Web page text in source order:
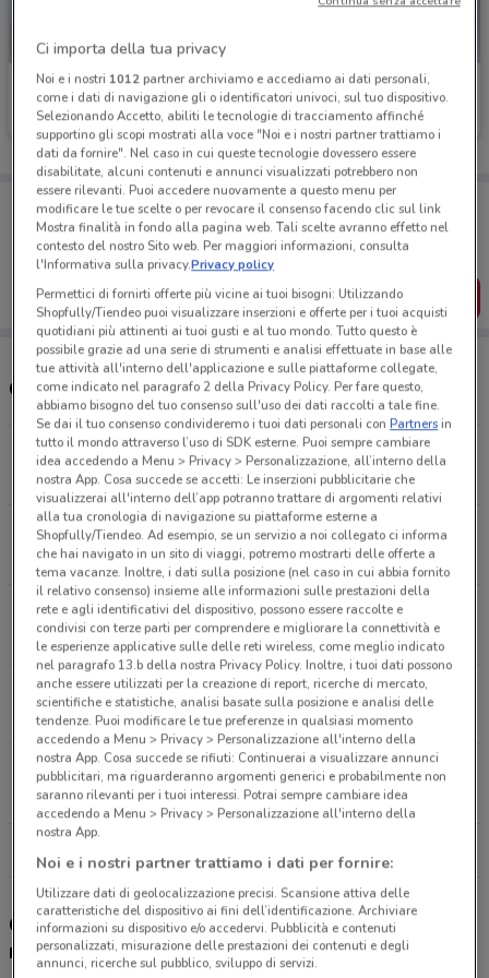
Euronics
Scade il 19/08 994 m
Euronics
Scade il 19/08
Porta DoveConviene sempre con te!
Puoi trovare le migliori offerte dei negozi vicino a te,
salvarle e creare la tua lista del risparmio, comodamente
dal tuo cellulare.
SCARICA L’APP
Orari e Indirizzi Euronics
V.Le Cadorna,42 Montevarchi
993 m
APERTO
Strada D, N.1 - San Zeno Arezzo
23.8 km
APERTO
Viale Amendola Arezzo
24.2 km
APERTO
Viale Mecenate, 2 Arezzo
26.4 km
APERTO
Località Palazzetto Bibbiena
26.9 km
APERTO
Gli sconti del nuovo volantino Euronics e i
negozi
Ci importa della tua privacy
Noi e i nostri 1012partner archiviamo e accediamo ai dati personali,
come i dati di navigazione gli o identificatori univoci, sul tuo dispositivo.
Selezionando Accetto, abiliti le tecnologie di tracciamento affinché
supportino gli scopi mostrati alla voce "Noi e i nostri partner trattiamo i
dati da fornire". Nel caso in cui queste tecnologie dovessero essere
disabilitate, alcuni contenuti e annunci visualizzati potrebbero non
essere rilevanti. Puoi accedere nuovamente a questo menu per
modificare le tue scelte o per revocare il consenso facendo clic sul link
Mostra finalità in fondo alla pagina web. Tali scelte avranno effetto nel
contesto del nostro Sito web. Per maggiori informazioni, consulta
l'Informativa sulla privacy.Privacy policy
Permettici di fornirti offerte più vicine ai tuoi bisogni: Utilizzando
Shopfully/Tiendeo puoi visualizzare inserzioni e offerte per i tuoi acquisti
quotidiani più attinenti ai tuoi gusti e al tuo mondo. Tutto questo è
possibile grazie ad una serie di strumenti e analisi effettuate in base alle
tue attività all'interno dell'applicazione e sulle piattaforme collegate,
come indicato nel paragrafo 2 della Privacy Policy. Per fare questo,
abbiamo bisogno del tuo consenso sull'uso dei dati raccolti a tale fine.
Se dai il tuo consenso condivideremo i tuoi dati personali conPartnersin
tutto il mondo attraverso l’uso di SDK esterne. Puoi sempre cambiare
idea accedendo a Menu > Privacy > Personalizzazione, all’interno della
nostra App. Cosa succede se accetti: Le inserzioni pubblicitarie che
visualizzerai all'interno dell’app potranno trattare di argomenti relativi
alla tua cronologia di navigazione su piattaforme esterne a
Shopfully/Tiendeo. Ad esempio, se un servizio a noi collegato ci informa
che hai navigato in un sito di viaggi, potremo mostrarti delle offerte a
tema vacanze. Inoltre, i dati sulla posizione (nel caso in cui abbia fornito
il relativo consenso) insieme alle informazioni sulle prestazioni della
rete e agli identificativi del dispositivo, possono essere raccolte e
condivisi con terze parti per comprendere e migliorare la connettività e
le esperienze applicative sulle delle reti wireless, come meglio indicato
nel paragrafo 13.b della nostra Privacy Policy. Inoltre, i tuoi dati possono
anche essere utilizzati per la creazione di report, ricerche di mercato,
scientifiche e statistiche, analisi basate sulla posizione e analisi delle
tendenze. Puoi modificare le tue preferenze in qualsiasi momento
accedendo a Menu > Privacy > Personalizzazione all'interno della
nostra App. Cosa succede se rifiuti: Continuerai a visualizzare annunci
pubblicitari, ma riguarderanno argomenti generici e probabilmente non
saranno rilevanti per i tuoi interessi. Potrai sempre cambiare idea
accedendo a Menu > Privacy > Personalizzazione all'interno della
nostra App.
Noi e i nostri partner trattiamo i dati per fornire:
Utilizzare dati di geolocalizzazione precisi. Scansione attiva delle
caratteristiche del dispositivo ai fini dell’identificazione. Archiviare
informazioni su dispositivo e/o accedervi. Pubblicità e contenuti
personalizzati, misurazione delle prestazioni dei contenuti e degli
annunci, ricerche sul pubblico, sviluppo di servizi.